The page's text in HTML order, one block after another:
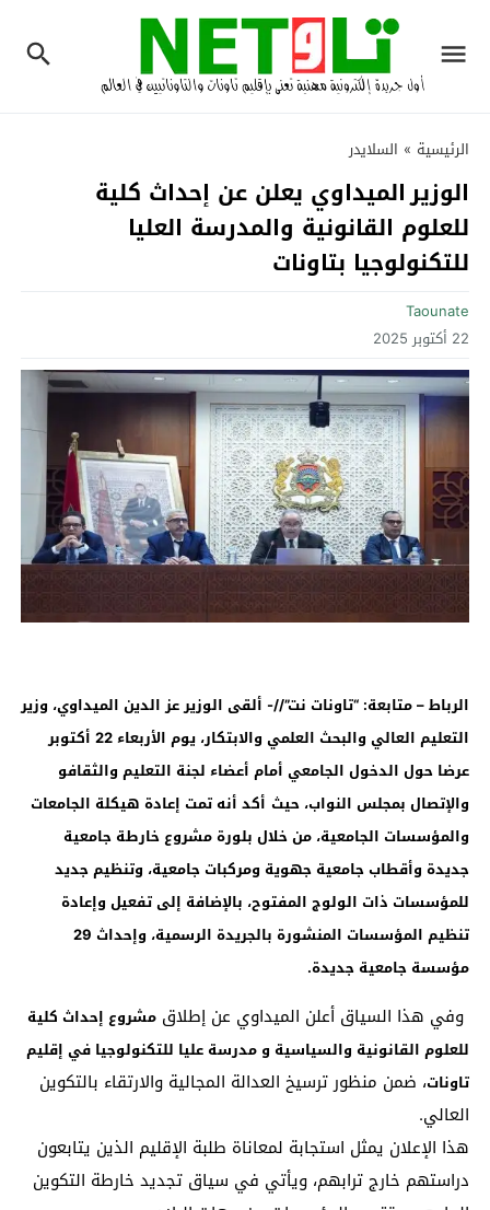
الرئيسية » السلايدر
الوزير الميداوي يعلن عن إحداث كلية
للعلوم القانونية والمدرسة العليا
للتكنولوجيا بتاونات
Taounate
22 أكتوبر 2025
الرباط – متابعة: “تاونات نت”//- ألقى الوزير عز الدين الميداوي، وزير
التعليم العالي والبحث العلمي والابتكار، يوم الأربعاء 22 أكتوبر
عرضا حول الدخول الجامعي أمام أعضاء لجنة التعليم والثقافو
والإتصال بمجلس النواب، حيث أكد أنه تمت إعادة هيكلة الجامعات
والمؤسسات الجامعية، من خلال بلورة مشروع خارطة جامعية
جديدة وأقطاب جامعية جهوية ومركبات جامعية، وتنظيم جديد
للمؤسسات ذات الولوج المفتوح، بالإضافة إلى تفعيل وإعادة
تنظيم المؤسسات المنشورة بالجريدة الرسمية، وإحداث 29
مؤسسة جامعية جديدة.
وفي هذا السياق أعلن الميداوي عن إطلاق مشروع إحداث كلية
للعلوم القانونية والسياسية و مدرسة عليا للتكنولوجيا في إقليم
تاونات، ضمن منظور ترسيخ العدالة المجالية والارتقاء بالتكوين
العالي.
هذا الإعلان يمثل استجابة لمعاناة طلبة الإقليم الذين يتابعون
دراستهم خارج ترابهم، ويأتي في سياق تجديد خارطة التكوين